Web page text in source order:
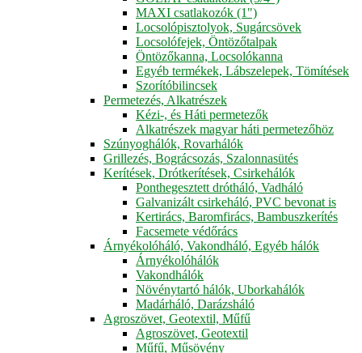
MAXI csatlakozók (1")
Locsolópisztolyok, Sugárcsövek
Locsolófejek, Öntözőtalpak
Öntözőkanna, Locsolókanna
Egyéb termékek, Lábszelepek, Tömítések
Szorítóbilincsek
Permetezés, Alkatrészek
Kézi-, és Háti permetezők
Alkatrészek magyar háti permetezőhöz
Szúnyoghálók, Rovarhálók
Grillezés, Bográcsozás, Szalonnasütés
Kerítések, Drótkerítések, Csirkehálók
Ponthegesztett drótháló, Vadháló
Galvanizált csirkeháló, PVC bevonat is
Kertirács, Baromfirács, Bambuszkerítés
Facsemete védőrács
Árnyékolóháló, Vakondháló, Egyéb hálók
Árnyékolóhálók
Vakondhálók
Növénytartó hálók, Uborkahálók
Madárháló, Darázsháló
Agroszövet, Geotextil, Műfű
Agroszövet, Geotextil
Műfű, Műsövény